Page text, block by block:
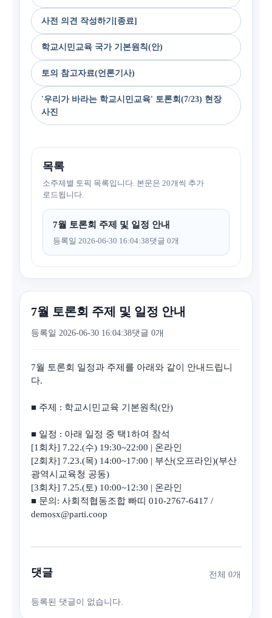
사전 의견 작성하기[종료]
학교시민교육 국가 기본원칙(안)
토의 참고자료(언론기사)
'우리가 바라는 학교시민교육' 토론회(7/23) 현장
사진
목록
소주제별 토픽 목록입니다. 본문은 20개씩 추가
로드됩니다.
7월 토론회 주제 및 일정 안내
등록일 2026-06-30 16:04:38댓글 0개
7월 토론회 주제 및 일정 안내
등록일 2026-06-30 16:04:38댓글 0개
7월 토론회 일정과 주제를 아래와 같이 안내드립니
다.
■ 주제 : 학교시민교육 기본원칙(안)
■ 일정 : 아래 일정 중 택1하여 참석
[1회차] 7.22.(수) 19:30~22:00 | 온라인
[2회차] 7.23.(목) 14:00~17:00 | 부산(오프라인)(부산
광역시교육청 공동)
[3회차] 7.25.(토) 10:00~12:30 | 온라인
■ 문의: 사회적협동조합 빠띠 010-2767-6417 /
demosx@parti.coop
댓글 전체 0개
등록된 댓글이 없습니다.